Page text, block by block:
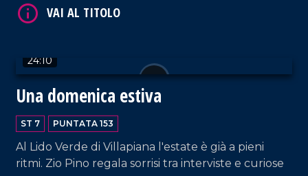
24:10
Una domenica estiva
ST 7 PUNTATA 153
Al Lido Verde di Villapiana l'estate è già a pieni
ritmi. Zio Pino regala sorrisi tra interviste e curiose
VAI AL TITOLO